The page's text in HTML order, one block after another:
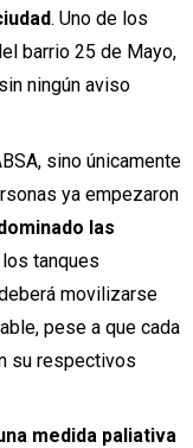
. Uno de los
barrio 25 de Mayo,
ningún aviso
sino únicamente
ya empezaron
las
tanques
movilizarse
pese a que cada
su respectivos
medida paliativa